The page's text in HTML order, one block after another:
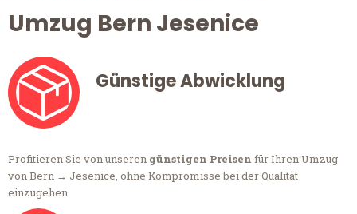
Umzug Bern Jesenice
Günstige Abwicklung
Profitieren Sie von unseren günstigen Preisen für Ihren Umzug
von Bern → Jesenice, ohne Kompromisse bei der Qualität
einzugehen.